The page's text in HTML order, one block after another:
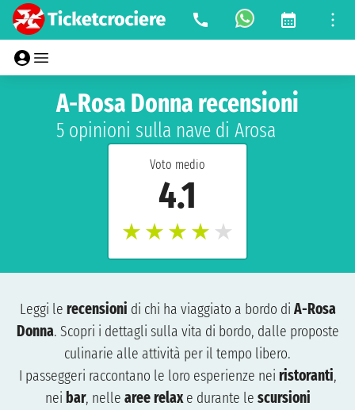
Voto medio
4.1
★ ★ ★ ★ ★
A-Rosa Donna recensioni
5 opinioni sulla nave di Arosa
Leggi le recensioni di chi ha viaggiato a bordo di A-Rosa
Donna. Scopri i dettagli sulla vita di bordo, dalle proposte
culinarie alle attività per il tempo libero.
I passeggeri raccontano le loro esperienze nei ristoranti,
nei bar, nelle aree relaxe durante le scursioni